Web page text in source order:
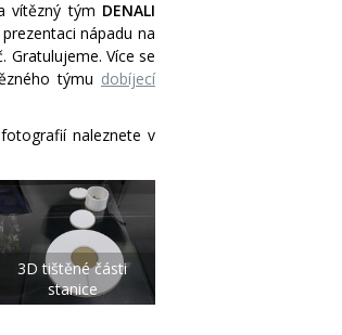
vítězný tým DENALI
nápadu na
Gratulujeme. Více se
týmu dobíjecí
naleznete v
3D tištěné části
stanice